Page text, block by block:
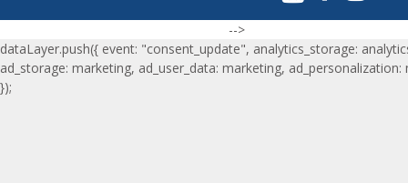
-->
dataLayer.push({ event: "consent_update", analytics_storage:
ad_storage: marketing, ad_user_data: marketing, ad_personalization:
});